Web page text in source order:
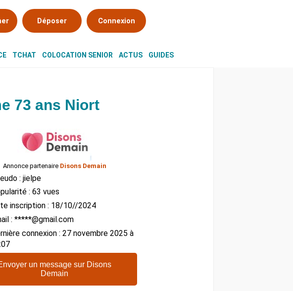
Déposer Connexion
TCHAT COLOCATION SENIOR ACTUS GUIDES
73 ans Niort
Annonce partenaire Disons Demain
: jielpe
: 63 vues
inscription : 18/10//2024
: *****@gmail.com
connexion : 27 novembre 2025 à
un message sur Disons
Demain